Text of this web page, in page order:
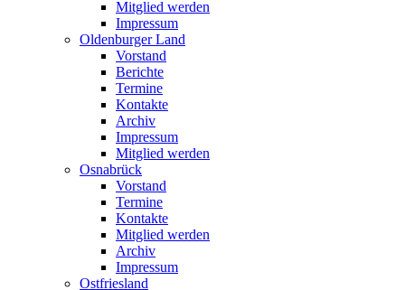
Mitglied werden
Impressum
Oldenburger Land
Vorstand
Berichte
Termine
Kontakte
Archiv
Impressum
Mitglied werden
Osnabrück
Vorstand
Termine
Kontakte
Mitglied werden
Archiv
Impressum
Ostfriesland